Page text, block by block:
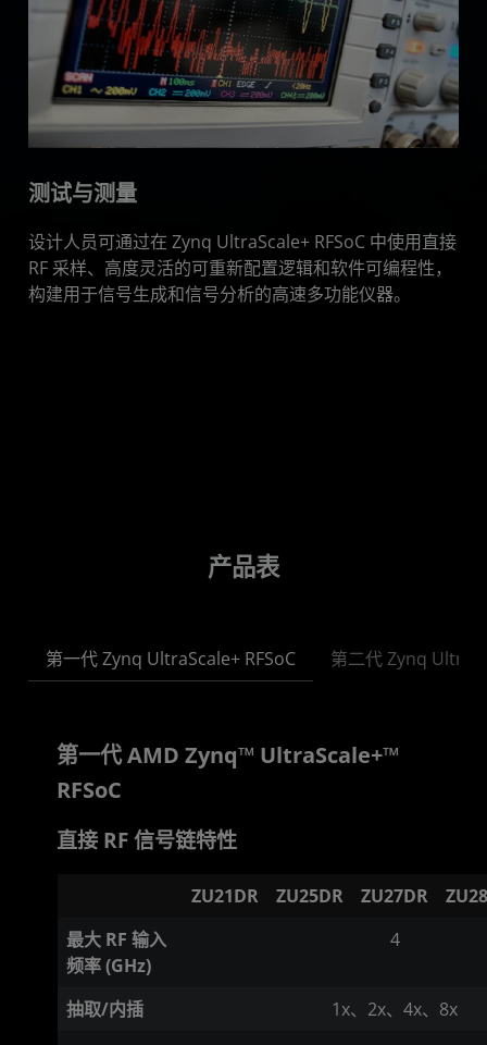
测试与测量
设计人员可通过在 Zynq UltraScale+ RFSoC 中使用直接
RF 采样、高度灵活的可重新配置逻辑和软件可编程性，
构建用于信号生成和信号分析的高速多功能仪器。
产品表
第一代 Zynq UltraScale+ RFSoC 第二代 Zynq
第一代 AMD Zynq™ UltraScale+™
RFSoC
直接 RF 信号链特性
ZU21DR ZU25DR ZU27DR
最大 RF 输入
频率 (GHz)
4
抽取/内插
1x、2x、4x、8x